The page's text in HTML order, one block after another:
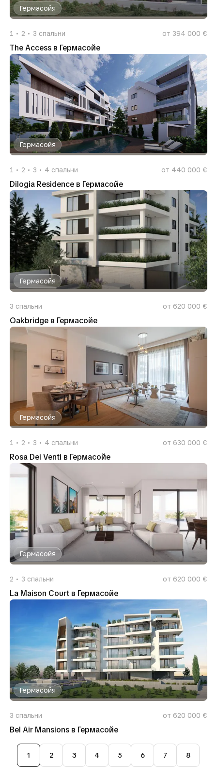
Гермасойя
1 2 3 спальни от 394 000 €
The Access в Гермасойе
Гермасойя
1 2 3 4 спальни от 440 000 €
Dilogia Residence в Гермасойе
Гермасойя
3 спальни от 620 000 €
Oakbridge в Гермасойе
Гермасойя
1 2 3 4 спальни от 630 000 €
Rosa Dei Venti в Гермасойе
Гермасойя
2 3 спальни от 620 000 €
La Maison Court в Гермасойе
Гермасойя
3 спальни от 620 000 €
Bel Air Mansions в Гермасойе
1 2 3 4 5 6 7 8